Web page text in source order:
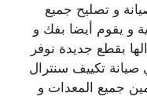
و تصليح جميع
و يقوم أيضا بفك و
بقطع جديدة نوفر
تكييف سنترال
جميع المعدات و